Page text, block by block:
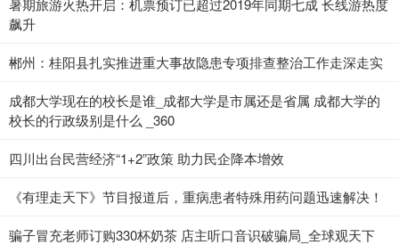
飙升
郴州：桂阳县扎实推进重大事故隐患专项排查整治工作走深走实
成都大学现在的校长是谁_成都大学是市属还是省属 成都大学的
校长的行政级别是什么 _360
四川出台民营经济“1+2”政策 助力民企降本增效
《有理走天下》节目报道后，重病患者特殊用药问题迅速解决！
骗子冒充老师订购330杯奶茶 店主听口音识破骗局_全球观天下